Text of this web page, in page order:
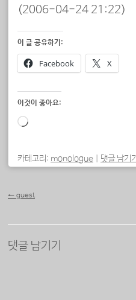
(2006-04-24 21:22)
이 글 공유하기:
Facebook X
이것이 좋아요:
로
중...
카테고리: monologue 댓글 남기기
← guest
댓글 남기기